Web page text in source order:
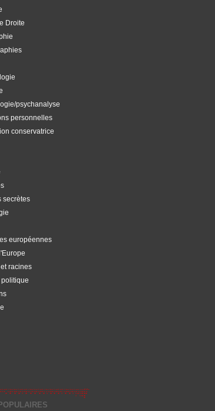
Droite
psychanalyse
personnelles
conservatrice
secrètes
européennes
racines